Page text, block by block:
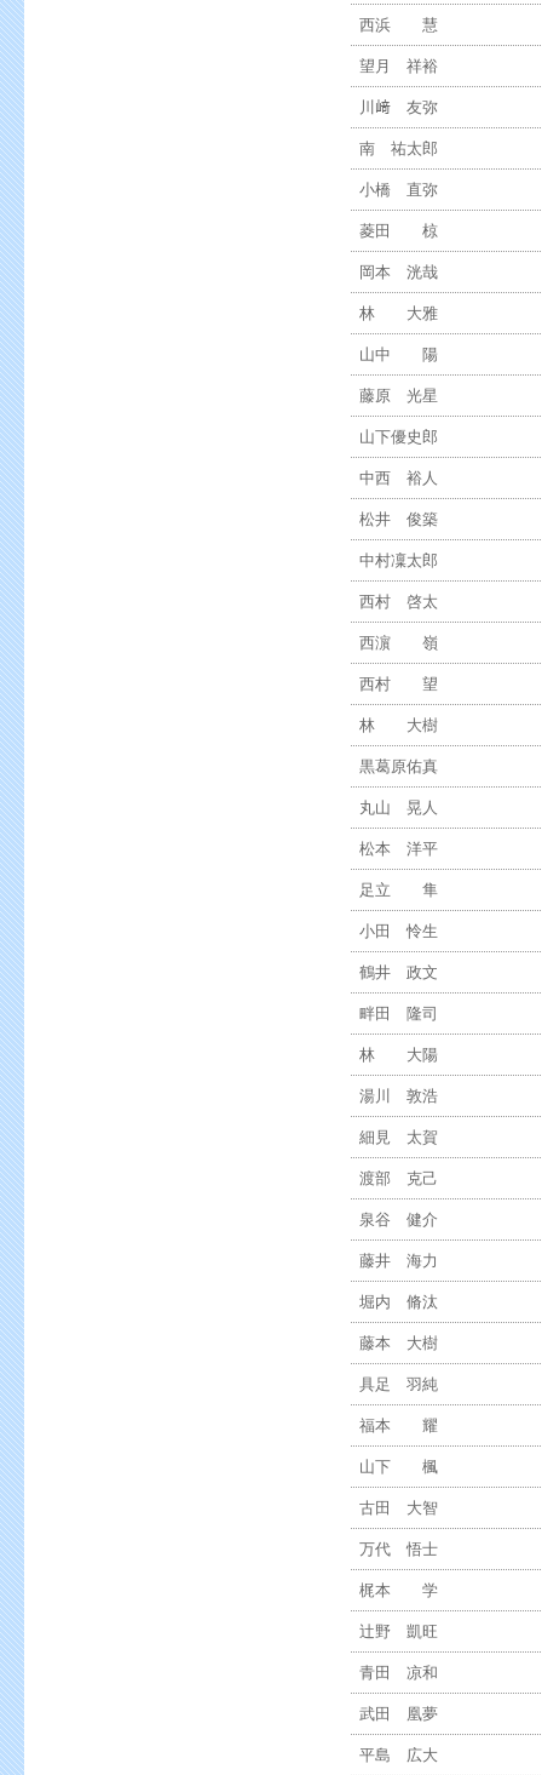
西浜 慧
望月 祥裕
川﨑 友弥
南 祐太郎
小橋 直弥
菱田 椋
岡本 洸哉
林 大雅
山中 陽
藤原 光星
山下優史郎
中西 裕人
松井 俊築
中村凜太郎
西村 啓太
西濵 嶺
西村 望
林 大樹
黒葛原佑真
丸山 晃人
松本 洋平
足立 隼
小田 怜生
鶴井 政文
畔田 隆司
林 大陽
湯川 敦浩
細見 太賀
渡部 克己
泉谷 健介
藤井 海力
堀内 脩汰
藤本 大樹
具足 羽純
福本 耀
山下 楓
古田 大智
万代 悟士
梶本 学
辻野 凱旺
青田 凉和
武田 凰夢
平島 広大